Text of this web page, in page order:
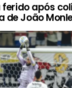
após
de João